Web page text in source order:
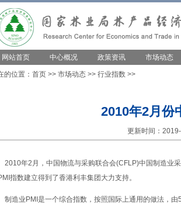
网站首页 中心概况 政策资讯 市场动态
的位置： 首页 >> 市场动态 >> 行业指数 >>
2010年2月份
更新时间：
2010年2月，中国物流与采购联合会(CFLP)中国制造业
指数建立得到了香港利丰集团大力支持。
制造业PMI是一个综合指数，按照国际上通用的做法，